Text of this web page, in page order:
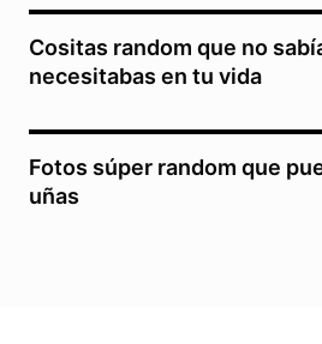
Cositas random que no
necesitabas en tu vida
Fotos súper random que
uñas